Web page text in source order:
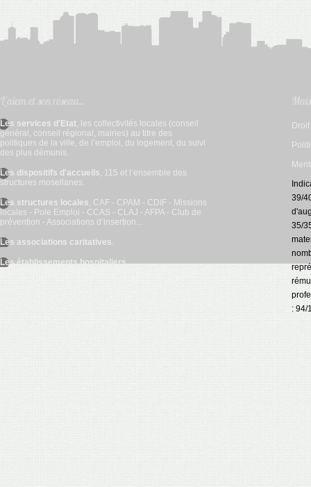
Les services d'Etat, les collectivités locales (conseil
général, conseil régional, mairies) au titre des
politiques de la ville, de l’emploi, du logement, du suivi
des plus démunis.
Les dispositifs d'accueils, 115 et l’ensemble des
structures mosellanes.
Les structures locales, CAF - CPAM - CDIF - Missions
locales - Pole Emploi - CCAS - CLAJ - AFPA - Club de
prévention - Associations d’insertion...
Les associations caritatives.
Les établissements hospitaliers.
39/
35/
: 94/